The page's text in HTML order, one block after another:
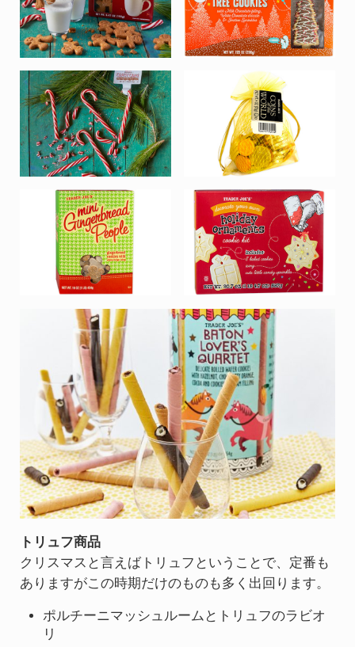
トリュフ商品
クリスマスと言えばトリュフということで、定番も
ありますがこの時期だけのものも多く出回ります。
ポルチーニマッシュルームとトリュフのラビオ
リ